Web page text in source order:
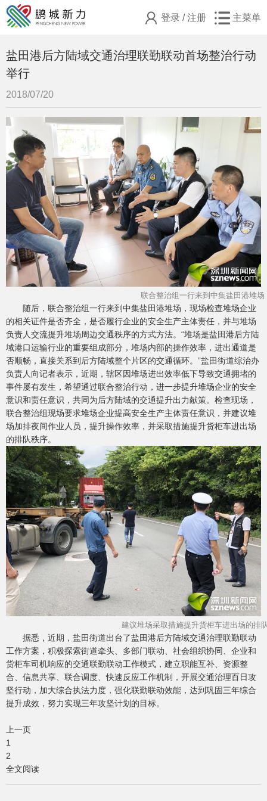
登录 /注册 主菜单
盐田港后方陆域交通治理联勤联动首场整治行动
举行
2018/07/20
联合整治组一行来到中集盐田港堆场
随后，联合整治组一行来到中集盐田港堆场，现场检查堆场企业
的相关证件是否齐全，是否履行企业的安全生产主体责任，并与堆场
负责人交流提升堆场周边交通秩序的方式方法。“堆场是盐田港后方陆
域港口运输行业的重要组成部分，堆场内部的操作效率，进出通道是
否顺畅，直接关系到后方陆域整个片区的交通循环。”盐田街道综治办
负责人向记者表示，近期，辖区因堆场进出效率低下导致交通拥堵的
事件屡有发生，希望通过联合整治行动，进一步提升堆场企业的安全
意识和责任意识，共同为后方陆域的交通提升出力献策。检查现场，
联合整治组现场要求堆场企业提高安全生产主体责任意识，并建议堆
场加排夜间作业人员，提升操作效率，并采取措施提升货柜车进出场
的排队秩序。
建议堆场采取措施提升货柜车进出场的排
据悉，近期，盐田街道出台了盐田港后方陆域交通治理联勤联动
工作方案，积极探索街道牵头、多部门联动、社会组织协同、企业和
货柜车司机响应的交通联勤联动工作模式，建立职能互补、资源整
合、信息共享、联合调度、快速反应工作机制，开展交通治理百日攻
坚行动，加大综合执法力度，强化联勤联动效能，达到巩固三年综合
提升成效，努力实现三年攻坚计划的目标。
上一页
1
2
全文阅读